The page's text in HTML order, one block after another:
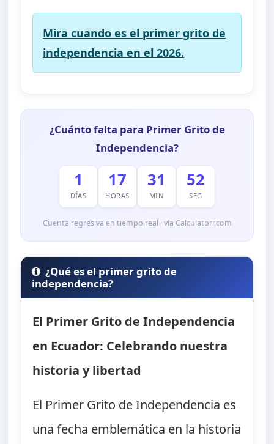
Mira cuando es el primer grito de
independencia en el 2026.
¿Cuánto falta para Primer Grito de
Independencia?
1
DÍAS
17
HORAS
31
MIN
51
SEG
Cuenta regresiva en tiempo real · vía Calculatorr.com
¿Qué es el primer grito de
independencia?
El Primer Grito de Independencia
en Ecuador: Celebrando nuestra
historia y libertad
El Primer Grito de Independencia es
una fecha emblemática en la historia